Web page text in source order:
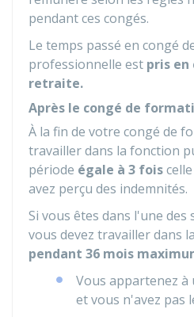
pendant ces congés.
Le temps passé en congé
professionnelle est pris en
retraite.
Après le congé de
À la fin de votre congé de
travailler dans la fonction
période égale à 3 fois
avez perçu des indemnités.
Si vous êtes dans l'une
vous devez travailler dans
pendant 36 mois
Vous appartenez à
et vous n'avez pas